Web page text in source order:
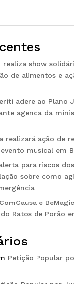
realiza show
de alimentos e
adere ao Plano
agenda da
realizará ação de
musical em
para riscos
sobre como
e
Ratos de Porão
Petição Popular